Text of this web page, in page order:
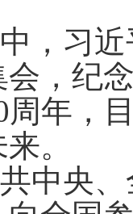
，习
，纪
年，
。
中央